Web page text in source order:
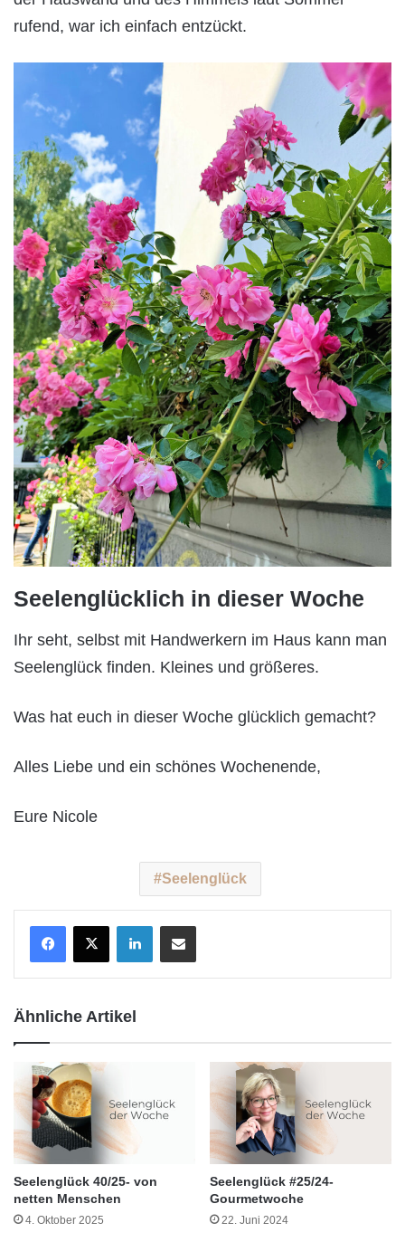
rufend, war ich einfach entzückt.
Seelenglücklich in dieser Woche
Ihr seht, selbst mit Handwerkern im Haus kann man
Seelenglück finden. Kleines und größeres.
Was hat euch in dieser Woche glücklich gemacht?
Alles Liebe und ein schönes Wochenende,
Eure Nicole
Seelenglück
LinkedInTeile per E-Mail
Ähnliche Artikel
Seelenglück 40/25- von
netten Menschen
4. Oktober 2025
Seelenglück #25/24-
Gourmetwoche
22. Juni 2024